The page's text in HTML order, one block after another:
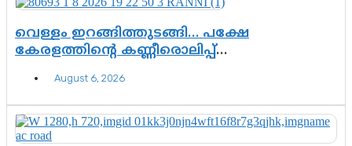
വെള്ളം ഇറങ്ങിത്തുടങ്ങി… പക്ഷേ
കേരളത്തിന്റെ കണ്ണീരൊലിപ്പ്
August 6, 2026